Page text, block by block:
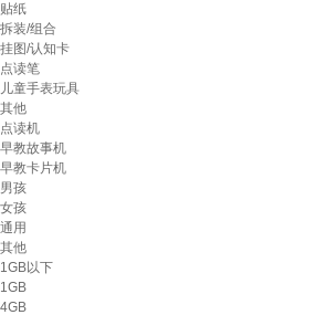
贴纸
拆装/组合
挂图/认知卡
点读笔
儿童手表玩具
其他
点读机
早教故事机
早教卡片机
男孩
女孩
通用
其他
1GB以下
1GB
4GB